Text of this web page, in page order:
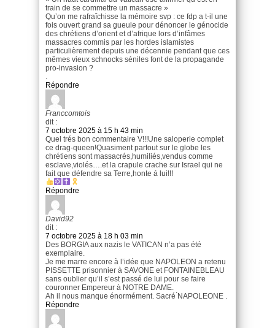
train de se commettre un massacre »
Qu’on me rafraîchisse la mémoire svp : ce fdp a t-il une
fois ouvert grand sa gueule pour dénoncer le génocide
des chrétiens d’orient et d’afrique lors d’infâmes
massacres commis par les hordes islamistes
particulièrement depuis une décennie pendant que ces
mêmes vieux schnocks séniles font de la propagande
pro-invasion ?
.
Répondre
Franccomtois
dit :
7 octobre 2025 à 15 h 43 min
Quel trés bon commentaire V!!!Une saloperie complet
ce drag-queen!Quasiment partout sur le globe les
chrétiens sont massacrés,humiliés,vendus comme
esclave,violés….et la crapule crache sur Israel qui ne
fait que défendre sa Terre,honte á lui!!!
Répondre
David92
dit :
7 octobre 2025 à 18 h 03 min
Des BORGIA aux nazis le VATICAN n’a pas été
exemplaire.
Je me marre encore à l’idée que NAPOLEON a retenu
PISSETTE prisonnier à SAVONE et FONTAINEBLEAU
sans oublier qu’il s’est passé de lui pour se faire
couronner Empereur à NOTRE DAME.
Ah il nous manque énormément. Sacré ́NAPOLEONE .
Répondre